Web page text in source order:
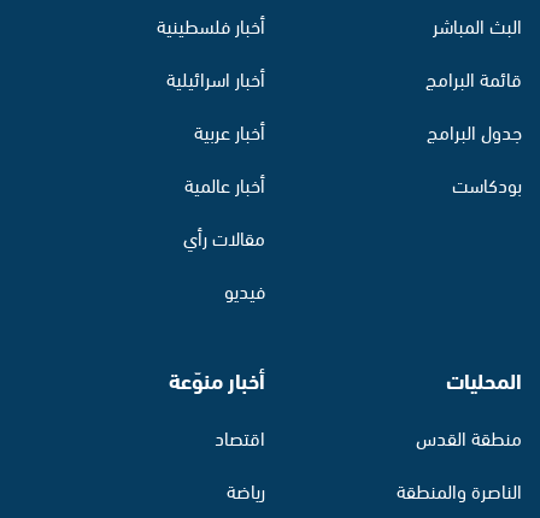
البث المباشر
قائمة البرامج
جدول البرامج
بودكاست
أخبار فلسطينية
أخبار اسرائيلية
أخبار عربية
أخبار عالمية
مقالات رأي
فيديو
المحليات
منطقة القدس
الناصرة والمنطقة
أخبار منوّعة
اقتصاد
رياضة